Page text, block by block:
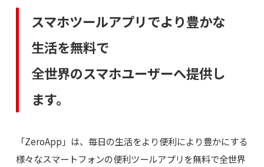
スマホツールアプリでより豊かな
生活を無料で
全世界のスマホユーザーへ提供し
ます。
「ZeroApp」は、毎日の生活をより便利により豊かにする
様々なスマートフォンの便利ツールアプリを無料で全世界